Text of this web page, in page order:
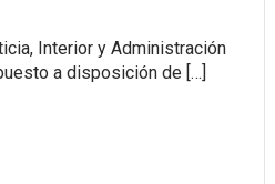
Interior y Administración
a disposición de […]